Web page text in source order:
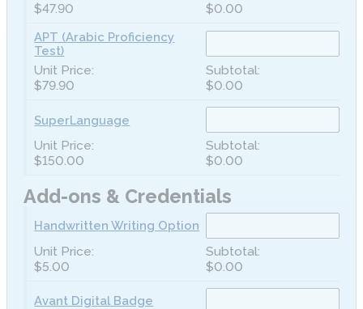
$47.90 $0.00
APT (Arabic Proficiency
Test)
$79.90 $0.00
SuperLanguage
$150.00 $0.00
Add-ons & Credentials
Handwritten Writing Option
$5.00 $0.00
Avant Digital Badge